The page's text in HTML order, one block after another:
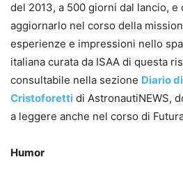
del 2013, a 500 giorni dal lancio, e
aggiornarlo nel corso della
esperienze e impressioni nello
italiana curata da ISAA di questa
consultabile nella sezione Diario
Cristoforetti di AstronautiNEWS,
a leggere anche nel corso di
Humor